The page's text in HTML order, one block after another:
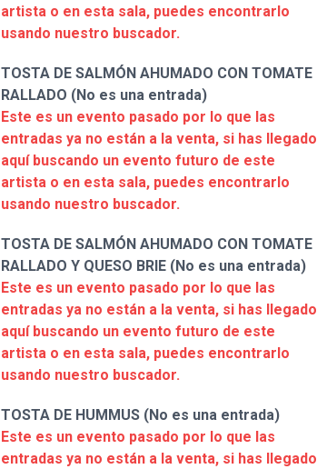
artista o en esta sala, puedes encontrarlo
usando nuestro buscador.
TOSTA DE SALMÓN AHUMADO CON TOMATE
RALLADO (No es una entrada)
Este es un evento pasado por lo que las
entradas ya no están a la venta, si has llegado
aquí buscando un evento futuro de este
artista o en esta sala, puedes encontrarlo
usando nuestro buscador.
TOSTA DE SALMÓN AHUMADO CON TOMATE
RALLADO Y QUESO BRIE (No es una entrada)
Este es un evento pasado por lo que las
entradas ya no están a la venta, si has llegado
aquí buscando un evento futuro de este
artista o en esta sala, puedes encontrarlo
usando nuestro buscador.
TOSTA DE HUMMUS (No es una entrada)
Este es un evento pasado por lo que las
entradas ya no están a la venta, si has llegado